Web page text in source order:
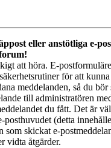
eller anstötliga e-
att höra. E-
för att
meddelanden, så du
till administratören
du fått. Det är
posthuvudet (detta
som skickat e-
vidta åtgärder.